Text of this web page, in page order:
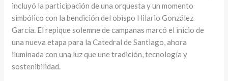
incluyó la participación de una orquesta y un momento
simbólico con la bendición del obispo Hilario González
García. El repique solemne de campanas marcó el inicio de
una nueva etapa para la Catedral de Santiago, ahora
iluminada con una luz que une tradición, tecnología y
sostenibilidad.